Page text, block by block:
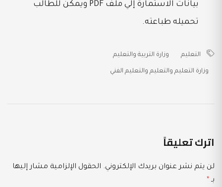
بيانات الاستمارة إلي ملف PDF ويمكن للطالب
تحميله طباعته.
التعليم وزارة التربية والتعليم
وزارة التعليم والتعليم والتعليم الفني
اترك تعليقاً
لن يتم نشر عنوان بريدك الإلكتروني. الحقول الإلزامية مشار إليها
بـ *